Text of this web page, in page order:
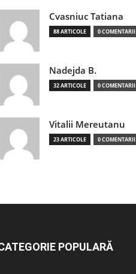
Cvasniuc Tatiana
88 ARTICOLE 0 COMENTARII
Nadejda B.
32 ARTICOLE 0 COMENTARII
Vitalii Mereutanu
23 ARTICOLE 0 COMENTARII
POPULARĂ